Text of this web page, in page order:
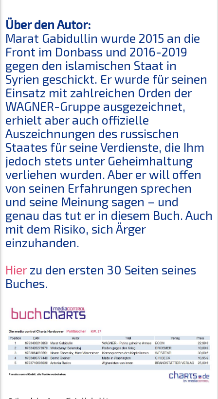
Über den Autor:
Marat Gabidullin wurde 2015 an die
Front im Donbass und 2016-2019
gegen den islamischen Staat in
Syrien geschickt. Er wurde für seinen
Einsatz mit zahlreichen Orden der
WAGNER-Gruppe ausgezeichnet,
erhielt aber auch offizielle
Auszeichnungen des russischen
Staates für seine Verdienste, die Ihm
jedoch stets unter Geheimhaltung
verliehen wurden. Aber er will offen
von seinen Erfahrungen sprechen
und seine Meinung sagen – und
genau das tut er in diesem Buch. Auch
mit dem Risiko, sich Ärger
einzuhanden.
Hierzu den ersten 30 Seiten seines
Buches.